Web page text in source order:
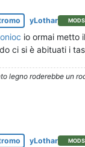
yLothar MODS
io ormai metto
ci si è abituati i
legno roderebbe un
yLothar MODS